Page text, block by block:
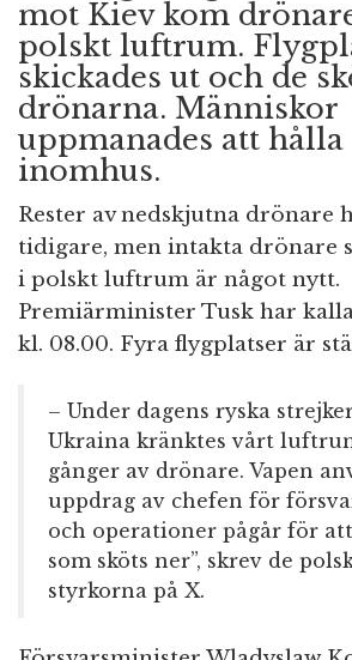
mot Kiev kom
polskt luftrum.
skickades ut och de
drönarna. Människor
uppmanades att hålla
inomhus.
Rester av nedskjutna drönare
tidigare, men intakta drönare
i polskt luftrum är något nytt.
Premiärminister Tusk har
kl. 08.00. Fyra flygplatser är
– Under dagens ryska
Ukraina kränktes vårt
gånger av drönare. Vapen
uppdrag av chefen för
och operationer pågår för
som sköts ner”, skrev de
styrkorna på X.